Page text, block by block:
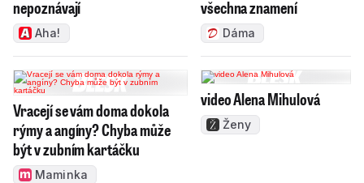
nepoznávají
Aha!
všechna znamení
Dáma
Vracejí se vám doma dokola
rýmy a angíny? Chyba může
být v zubním kartáčku
Maminka
video Alena Mihulová
Ženy